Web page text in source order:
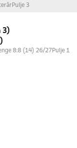
Pulje 3
3)
8:8 (14) 26/27 Pulje 1